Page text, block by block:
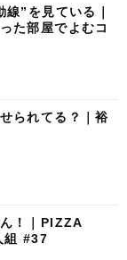
”を見ている｜
た部屋でよむコ
られてる？｜裕
！｜PIZZA
組 #37